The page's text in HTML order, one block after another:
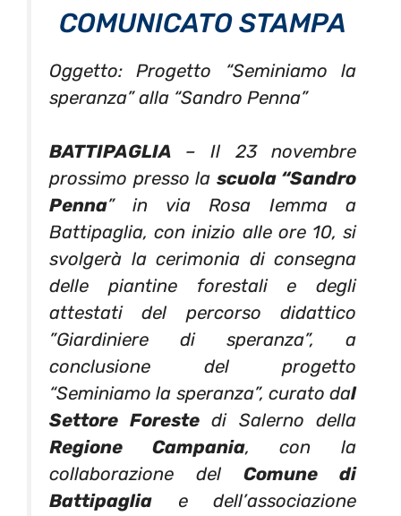
COMUNICATO STAMPA
Oggetto: Progetto “Seminiamo la
speranza” alla “Sandro Penna”
BATTIPAGLIA – Il 23 novembre
prossimo presso la scuola “Sandro
Penna” in via Rosa Iemma a
Battipaglia, con inizio alle ore 10, si
svolgerà la cerimonia di consegna
delle piantine forestali e degli
attestati del percorso didattico
”Giardiniere di speranza”, a
conclusione del progetto
“Seminiamo la speranza”, curato dal
Settore Forestedi Salerno della
Regione Campania, con la
collaborazione del Comune di
Battipaglia e dell’associazione